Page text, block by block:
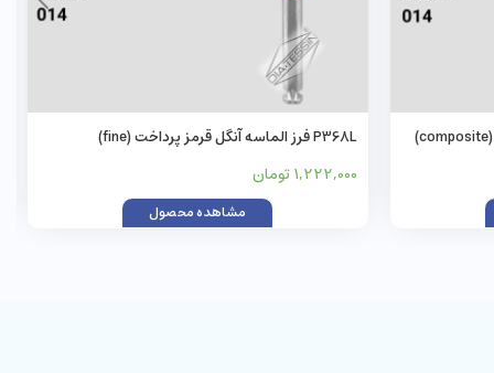
P368L فرز الماسه آنگل قرمز پرداخت (fine)
1,222,000 تومان
مشاهده محصول